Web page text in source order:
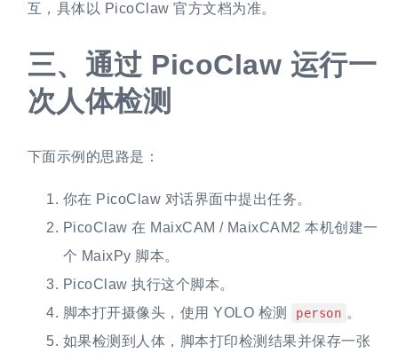
互，具体以 PicoClaw 官方文档为准。
三、 通过 PicoClaw 运行一
次人体检测
下面示例的思路是：
你在 PicoClaw 对话界面中提出任务。
PicoClaw 在 MaixCAM / MaixCAM2 本机创建一
个 MaixPy 脚本。
PicoClaw 执行这个脚本。
脚本打开摄像头，使用 YOLO 检测
person 。
如果检测到人体，脚本打印检测结果并保存一张